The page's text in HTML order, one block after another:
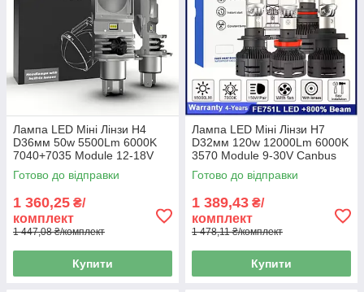
Лампа LED Міні Лінзи H4
D36мм 50w 5500Lm 6000K
7040+7035 Module 12-18V
Canbus F40B
Готово до відправки
1 360,25 ₴/
комплект
1 447,08 ₴/комплект
Купити
Лампа LED Міні Лінзи H7
D32мм 120w 12000Lm 6000K
3570 Module 9-30V Canbus
(A80S)
Готово до відправки
1 389,43 ₴/
комплект
1 478,11 ₴/комплект
Купити